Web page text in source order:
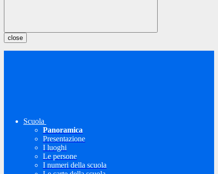
close
Scuola
Panoramica
Presentazione
I luoghi
Le persone
I numeri della scuola